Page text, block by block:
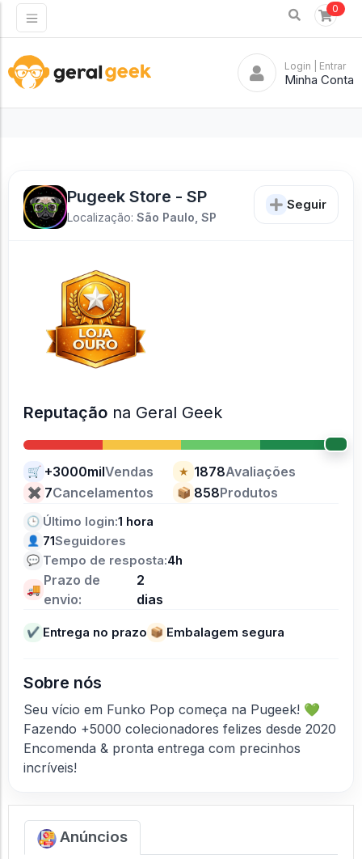
0
Login | Entrar
Minha Conta
Pugeek Store - SP
Localização: São Paulo, SP
Seguir
Reputação na Geral Geek
🛒 +3000milVendas ★ 1878Avaliações
✖ 7Cancelamentos 📦 858Produtos
🕒 Último login:1 hora
👤 71Seguidores
💬 Tempo de resposta:4h
🚚
Prazo de
envio:
2
dias
✔ Entrega no prazo 📦 Embalagem segura
Sobre nós
Seu vício em Funko Pop começa na Pugeek! 💚
Fazendo +5000 colecionadores felizes desde 2020
Encomenda & pronta entrega com precinhos
incríveis!
Anúncios